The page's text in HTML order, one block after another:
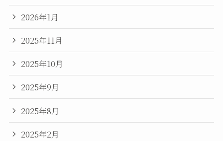
2026年1月
2025年11月
2025年10月
2025年9月
2025年8月
2025年2月